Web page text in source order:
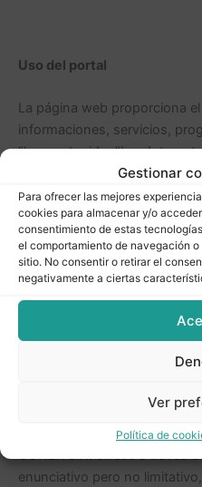
Gestionar
Para ofrecer las mejores
cookies para almacenar y/o
consentimiento de estas
el comportamiento de navegación
sitio. No consentir o retirar el
negativamente a ciertas
Ver
Política de
Uso del portal
La página web proporciona
informaciones, servicios,
“los contenidos”) en Internet
METALÚRGICA COMERCIAL
licenciantes a los que el
USUARIO asume la
responsabilidad se extiende
para acceder a determinados
En dicho registro el
información veraz y lícita.
registro, al USUARIO se le
contraseña de la que será
USUARIO se compromete a
contenidos y servicios que
CUHER S.A. ofrece a través
enunciativo pero no